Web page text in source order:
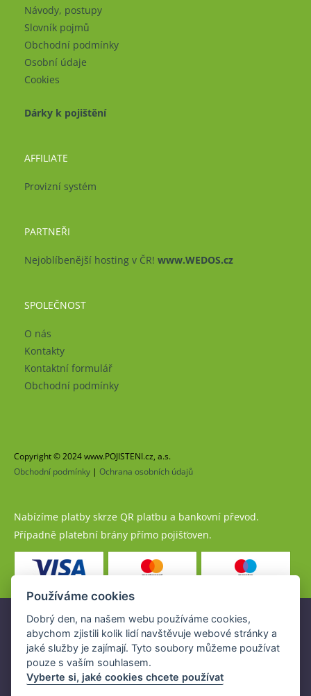
Návody, postupy
Slovník pojmů
Obchodní podmínky
Osobní údaje
Cookies
Dárky k pojištění
AFFILIATE
Provizní systém
PARTNEŘI
Nejoblíbenější hosting v ČR! www.WEDOS.cz
SPOLEČNOST
O nás
Kontakty
Kontaktní formulář
Obchodní podmínky
Copyright © 2024 www.POJISTENI.cz, a.s.
Obchodní podmínky | Ochrana osobních údajů
Nabízíme platby skrze QR platbu a bankovní převod.
Případně platební brány přímo pojišťoven.
Pojistné produkty jsou nabízeny společností
www.POJISTENI.cz, a.s. na základě platné licence České
národní banky (ČNB).
Licence ČNB umožňuje www.POJISTENI.cz, a.s. poskytovat
Používáme cookies
Dobrý den, na našem webu používáme cookies,
abychom zjistili kolik lidí navštěvuje webové stránky a
jaké služby je zajímají. Tyto soubory můžeme používat
pouze s vaším souhlasem.
Vyberte si, jaké cookies chcete používat